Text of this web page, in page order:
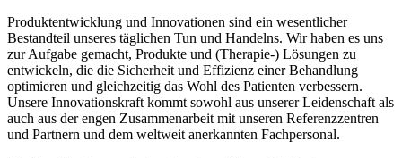
Produktentwicklung und Innovationen sind ein wesentlicher
Bestandteil unseres täglichen Tun und Handelns. Wir haben es uns
zur Aufgabe gemacht, Produkte und (Therapie-) Lösungen zu
entwickeln, die die Sicherheit und Effizienz einer Behandlung
optimieren und gleichzeitig das Wohl des Patienten verbessern.
Unsere Innovationskraft kommt sowohl aus unserer Leidenschaft als
auch aus der engen Zusammenarbeit mit unseren Referenzzentren
und Partnern und dem weltweit anerkannten Fachpersonal.